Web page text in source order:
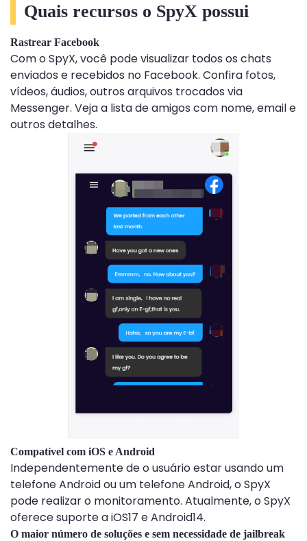
Quais recursos o SpyX possui
Rastrear Facebook
Com o SpyX, você pode visualizar todos os chats
enviados e recebidos no Facebook. Confira fotos,
vídeos, áudios, outros arquivos trocados via
Messenger. Veja a lista de amigos com nome, email e
outros detalhes.
Compatível com iOS e Android
Independentemente de o usuário estar usando um
telefone Android ou um telefone Android, o SpyX
pode realizar o monitoramento. Atualmente, o SpyX
oferece suporte a iOS17 e Android14.
O maior número de soluções e sem necessidade de jailbreak